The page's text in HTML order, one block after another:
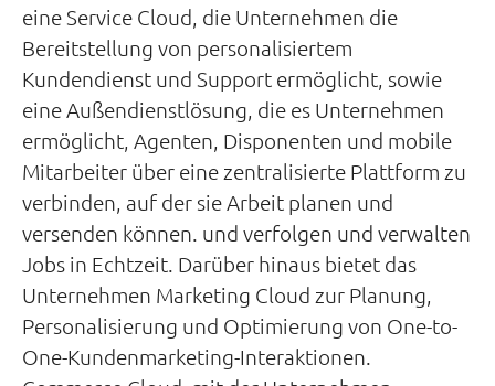
eine Service Cloud, die Unternehmen die
Bereitstellung von personalisiertem
Kundendienst und Support ermöglicht, sowie
eine Außendienstlösung, die es Unternehmen
ermöglicht, Agenten, Disponenten und mobile
Mitarbeiter über eine zentralisierte Plattform zu
verbinden, auf der sie Arbeit planen und
versenden können. und verfolgen und verwalten
Jobs in Echtzeit. Darüber hinaus bietet das
Unternehmen Marketing Cloud zur Planung,
Personalisierung und Optimierung von One-to-
One-Kundenmarketing-Interaktionen.